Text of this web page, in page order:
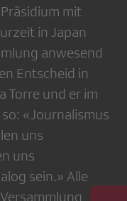
mit
in Japan
anwesend
Entscheid in
Torre und er im
«Journalismus
uns
uns
sein.» Alle